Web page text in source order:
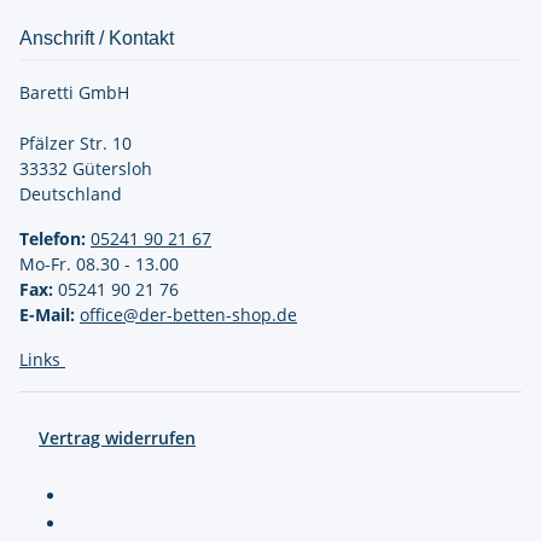
Anschrift / Kontakt
Baretti GmbH
Pfälzer Str. 10
33332 Gütersloh
Deutschland
Telefon: 05241 90 21 67
Mo-Fr. 08.30 - 13.00
Fax: 05241 90 21 76
E-Mail: office@der-betten-shop.de
Links
Vertrag widerrufen